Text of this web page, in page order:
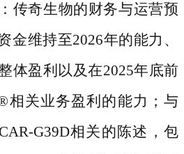
传奇生物的财务与运营预
金维持至2026年的能力、
体盈利以及在2025年底前
相关业务盈利的能力；与
G39D相关的陈述，包